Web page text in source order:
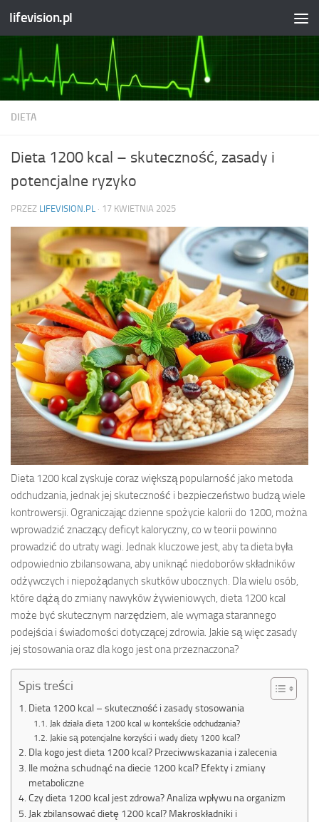
Skip to content
lifevision.pl
DIETA
Dieta 1200 kcal – skuteczność, zasady i
potencjalne ryzyko
PRZEZ LIFEVISION.PL · 17 KWIETNIA 2025
Dieta 1200 kcal zyskuje coraz większą popularność jako metoda
odchudzania, jednak jej skuteczność i bezpieczeństwo budzą wiele
kontrowersji. Ograniczając dzienne spożycie kalorii do 1200, można
wprowadzić znaczący deficyt kaloryczny, co w teorii powinno
prowadzić do utraty wagi. Jednak kluczowe jest, aby ta dieta była
odpowiednio zbilansowana, aby uniknąć niedoborów składników
odżywczych i niepożądanych skutków ubocznych. Dla wielu osób,
które dążą do zmiany nawyków żywieniowych, dieta 1200 kcal
może być skutecznym narzędziem, ale wymaga starannego
podejścia i świadomości dotyczącej zdrowia. Jakie są więc zasady
jej stosowania oraz dla kogo jest ona przeznaczona?
Spis treści
Dieta 1200 kcal – skuteczność i zasady stosowania
Jak działa dieta 1200 kcal w kontekście odchudzania?
Jakie są potencjalne korzyści i wady diety 1200 kcal?
Dla kogo jest dieta 1200 kcal? Przeciwwskazania i zalecenia
Ile można schudnąć na diecie 1200 kcal? Efekty i zmiany
metaboliczne
Czy dieta 1200 kcal jest zdrowa? Analiza wpływu na organizm
Jak zbilansować dietę 1200 kcal? Makroskładniki i